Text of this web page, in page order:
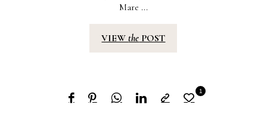
Mare ...
VIEWthe POST
1